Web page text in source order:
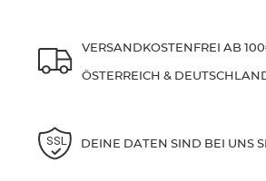
VERSANDKOSTENFREI AB
ÖSTERREICH &
DEINE DATEN SIND BEI UNS